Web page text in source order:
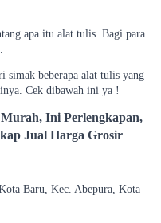
apa itu alat tulis. Bagi para
simak beberapa alat tulis yang
Cek dibawah ini ya !
Ini Perlengkapan,
Jual Harga Grosir
Baru, Kec. Abepura, Kota